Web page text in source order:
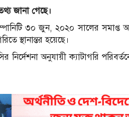
জানা গেছে।
৩০ জুন, ২০২০ সালের সমাপ্ত
স্থানান্তর হয়েছে।
নির্দেশনা অনুযায়ী ক্যাটাগরি